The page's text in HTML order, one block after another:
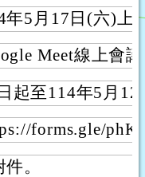
年5月17日(六)上
Meet線上會
起至114年5月
forms.gle/
。